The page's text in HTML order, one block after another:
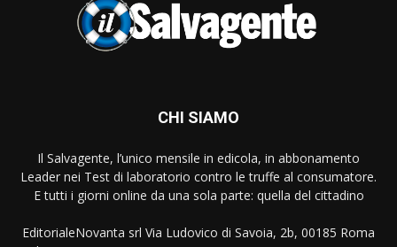
CHI SIAMO
Il Salvagente, l’unico mensile in edicola, in abbonamento
Leader nei Test di laboratorio contro le truffe al consumatore.
E tutti i giorni online da una sola parte: quella del cittadino
EditorialeNovanta srl Via Ludovico di Savoia, 2b, 00185 Roma